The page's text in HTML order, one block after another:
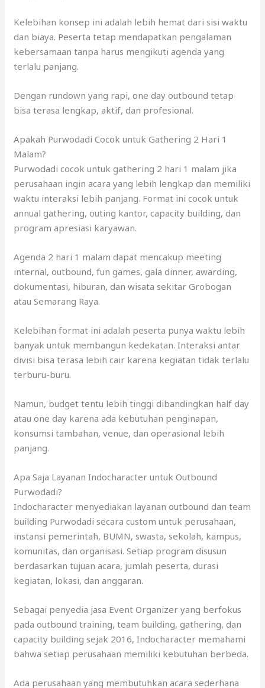
Kelebihan konsep ini adalah lebih hemat dari sisi waktu
dan biaya. Peserta tetap mendapatkan pengalaman
kebersamaan tanpa harus mengikuti agenda yang
terlalu panjang.
Dengan rundown yang rapi, one day outbound tetap
bisa terasa lengkap, aktif, dan profesional.
Apakah Purwodadi Cocok untuk Gathering 2 Hari 1
Malam?
Purwodadi cocok untuk gathering 2 hari 1 malam jika
perusahaan ingin acara yang lebih lengkap dan memiliki
waktu interaksi lebih panjang. Format ini cocok untuk
annual gathering, outing kantor, capacity building, dan
program apresiasi karyawan.
Agenda 2 hari 1 malam dapat mencakup meeting
internal, outbound, fun games, gala dinner, awarding,
dokumentasi, hiburan, dan wisata sekitar Grobogan
atau Semarang Raya.
Kelebihan format ini adalah peserta punya waktu lebih
banyak untuk membangun kedekatan. Interaksi antar
divisi bisa terasa lebih cair karena kegiatan tidak terlalu
terburu-buru.
Namun, budget tentu lebih tinggi dibandingkan half day
atau one day karena ada kebutuhan penginapan,
konsumsi tambahan, venue, dan operasional lebih
panjang.
Apa Saja Layanan Indocharacter untuk Outbound
Purwodadi?
Indocharacter menyediakan layanan outbound dan team
building Purwodadi secara custom untuk perusahaan,
instansi pemerintah, BUMN, swasta, sekolah, kampus,
komunitas, dan organisasi. Setiap program disusun
berdasarkan tujuan acara, jumlah peserta, durasi
kegiatan, lokasi, dan anggaran.
Sebagai penyedia jasa Event Organizer yang berfokus
pada outbound training, team building, gathering, dan
capacity building sejak 2016, Indocharacter memahami
bahwa setiap perusahaan memiliki kebutuhan berbeda.
Ada perusahaan yang membutuhkan acara sederhana